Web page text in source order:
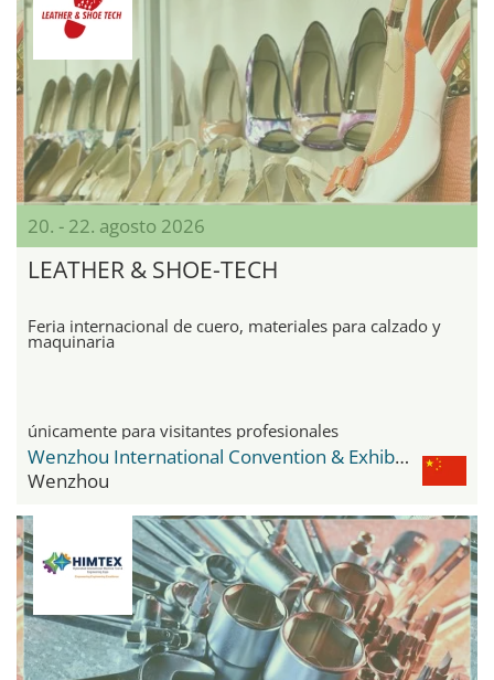
20. - 22. agosto 2026
LEATHER & SHOE-TECH
Feria internacional de cuero, materiales para calzado y
maquinaria
únicamente para visitantes profesionales
Wenzhou International Convention & Exhibition Center
Wenzhou